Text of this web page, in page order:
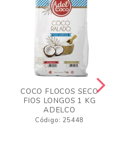
COCO FLOCOS SECO
FIOS LONGOS 1 KG
ADELCO
Código: 25448